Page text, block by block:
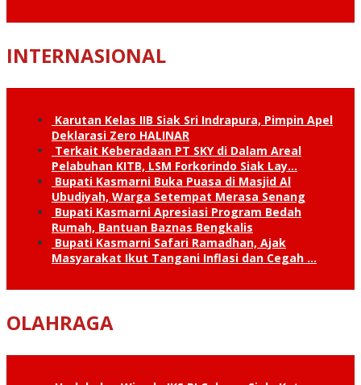
INTERNASIONAL
Karutan Kelas IIB Siak Sri Indrapura, Pimpin Apel
Deklarasi Zero HALINAR
Terkait Keberadaan PT SKY di Dalam Areal
Pelabuhan KITB, LSM Forkorindo Siak Lay…
Bupati Kasmarni Buka Puasa di Masjid Al
Ubudiyah, Warga Setempat Merasa Senang
Bupati Kasmarni Apresiasi Program Bedah
Rumah, Bantuan Baznas Bengkalis
Bupati Kasmarni Safari Ramadhan, Ajak
Masyarakat Ikut Tangani Inflasi dan Cegah …
OLAHRAGA